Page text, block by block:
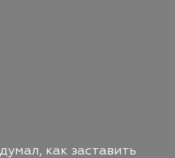
как заставить